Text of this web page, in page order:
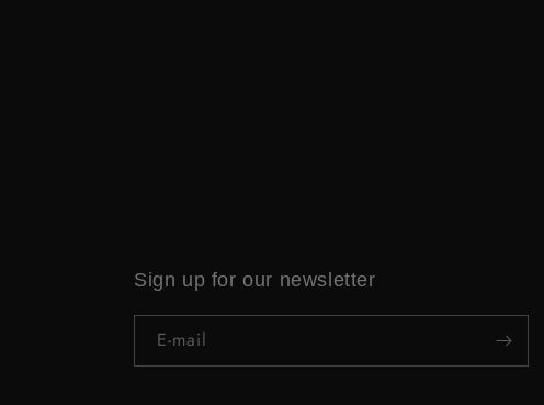
Sign up for our newsletter
E‑mail